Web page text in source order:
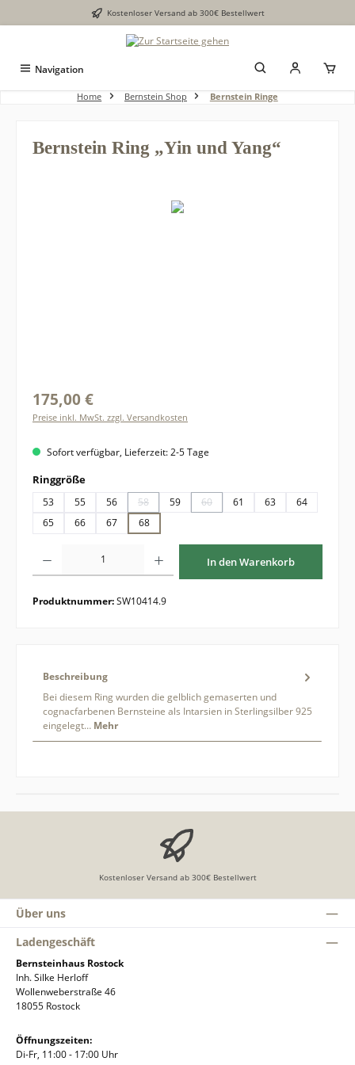
Kostenloser Versand ab 300€ Bestellwert
Navigation
Home Bernstein Shop Bernstein Ringe
Bernstein Ring „Yin und Yang“
175,00 €
Preise inkl. MwSt. zzgl. Versandkosten
Sofort verfügbar, Lieferzeit: 2-5 Tage
Ringgrößeauswählen
53 55 56 58
(Diese Option ist zurzeit nicht verfügbar.)
59 60
(Diese Option ist zurzeit nicht
61 63
64
65
66 67 68
In den Warenkorb
Produktnummer:SW10414.9
Beschreibung
Bei diesem Ring wurden die gelblich gemaserten und
cognacfarbenen Bernsteine als Intarsien in Sterlingsilber 925
eingelegt… Mehr
Kostenloser Versand ab 300€ Bestellwert
Über uns
Ladengeschäft
Bernsteinhaus Rostock
Inh. Silke Herloff
Wollenweberstraße 46
18055 Rostock
Öffnungszeiten:
Di-Fr, 11:00 - 17:00 Uhr